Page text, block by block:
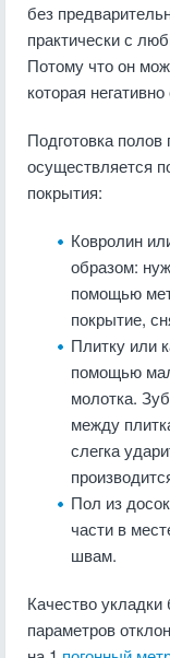
без
практически с
Потому что он
которая
Подготовка
осуществляется
покрытия:
Ковролин
образом:
помощью
покрытие,
Плитку или
помощью
молотка.
между
слегка
Пол из
части в
швам.
Качество
параметров